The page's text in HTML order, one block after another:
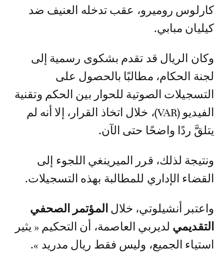
كارلوس روميرو، عقب تدخله العنيف ضد
كيليان مبابي.
وكان الريال قد تقدم بشكوى رسمية إلى
لجنة الحكام، مطالبًا بالحصول على
التسجيلات الصوتية للحوار بين الحكم وتقنية
الفيديو (VAR)، خلال اتخاذ القرار، إلا أنه لم
يتلقَّ ردًا واضحًا حتى الآن.
ونتيجة لذلك، قرر الميرينغي اللجوء إلى
القضاء الإداري للمطالبة بهذه التسجيلات.
واعتبر أنشيلوتي، خلالالمؤتمر الصحفي
التقديمي لديربي العاصمة، أن التحكيم « يثير
استياء الجميع، وليس فقط ريال مدريد ».